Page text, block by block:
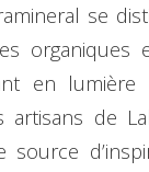
se
organiques
en lumière
artisans de